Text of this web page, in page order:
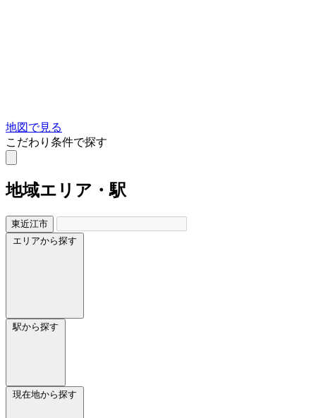
地図で見る
こだわり条件で探す
地域エリア・駅
東近江市
エリアから探す
駅から探す
現在地から探す